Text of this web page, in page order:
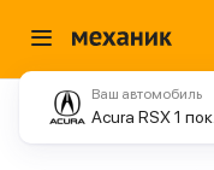
Ваш автомобиль
Acura RSX 1 пок.